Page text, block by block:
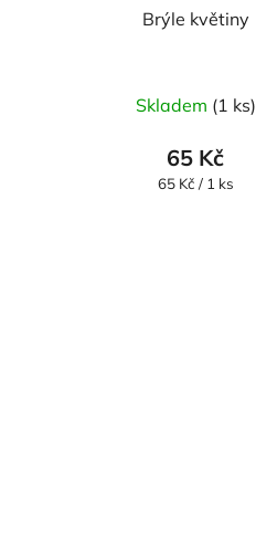
Brýle květiny
Skladem (1 ks)
65 Kč
Měrná
65 Kč / 1 ks